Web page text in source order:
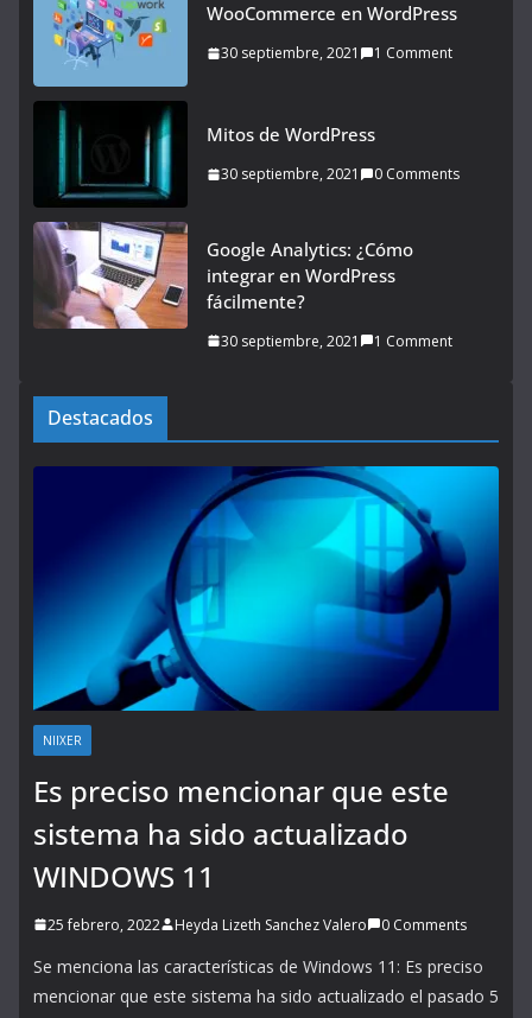
WooCommerce en WordPress
30 septiembre, 2021 1 Comment
Mitos de WordPress
30 septiembre, 2021 0 Comments
Google Analytics: ¿Cómo
integrar en WordPress
fácilmente?
30 septiembre, 2021 1 Comment
Destacados
NIIXER
Es preciso mencionar que este
sistema ha sido actualizado
WINDOWS 11
25 febrero, 2022 Heyda Lizeth Sanchez Valero 0 Comments
Se menciona las características de Windows 11: Es preciso
mencionar que este sistema ha sido actualizado el pasado 5